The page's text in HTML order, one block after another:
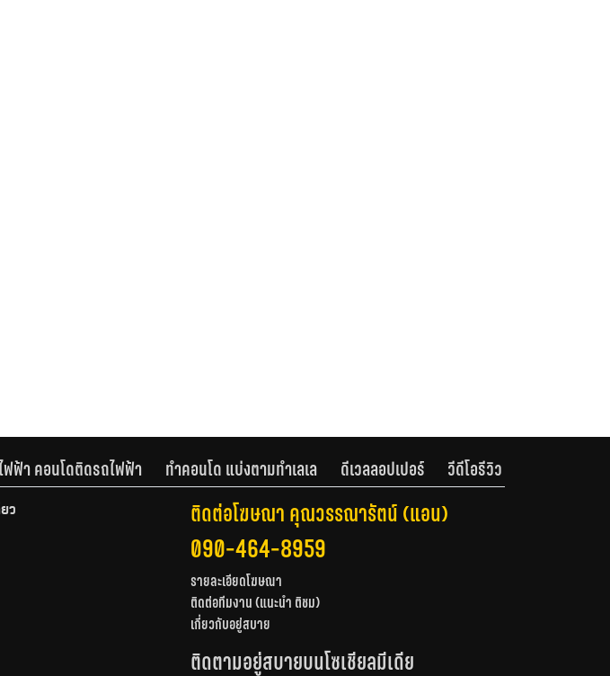
ฟฟ้า คอนโดติดรถไฟฟ้า ทำคอนโด แบ่งตามทำเลเล ดีเวลลอปเปอร์ วีดีโอรีวิว
ว
ติดต่อโฆษณา คุณวรรณารัตน์ (แอน)
090-464-8959
รายละเอียดโฆษณา
ติดต่อทีมงาน (แนะนำ ติชม)
เกี่ยวกับอยู่สบาย
ติดตามอยู่สบายบนโซเชียลมีเดีย